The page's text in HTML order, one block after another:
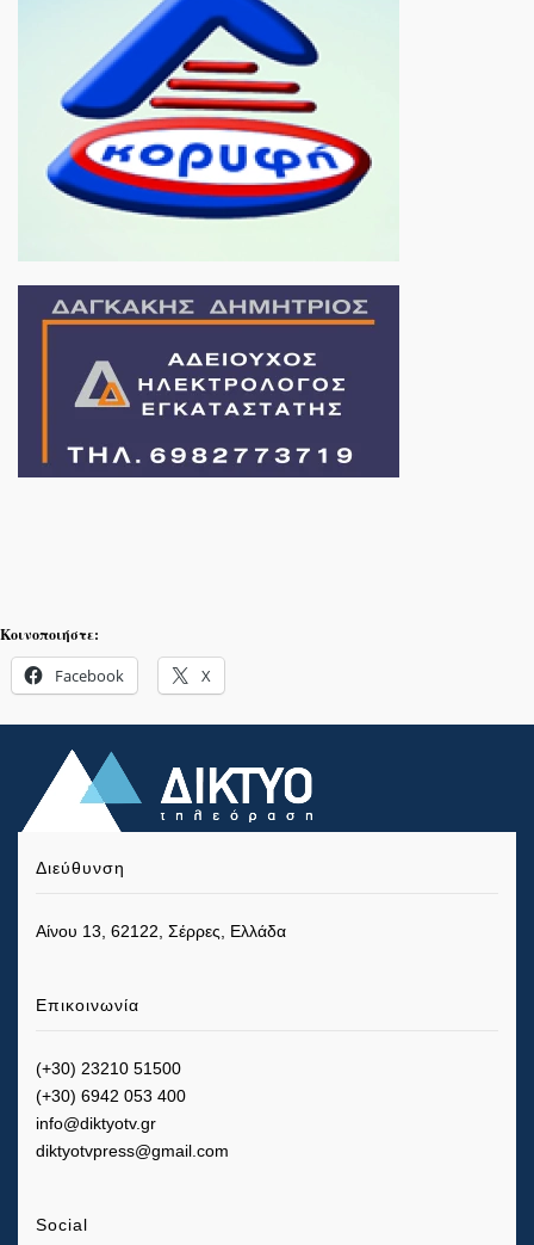
Κοινοποιήστε:
Facebook X
Διεύθυνση
Αίνου 13, 62122, Σέρρες, Ελλάδα
Επικοινωνία
(+30) 23210 51500
(+30) 6942 053 400
info@diktyotv.gr
diktyotvpress@gmail.com
Social